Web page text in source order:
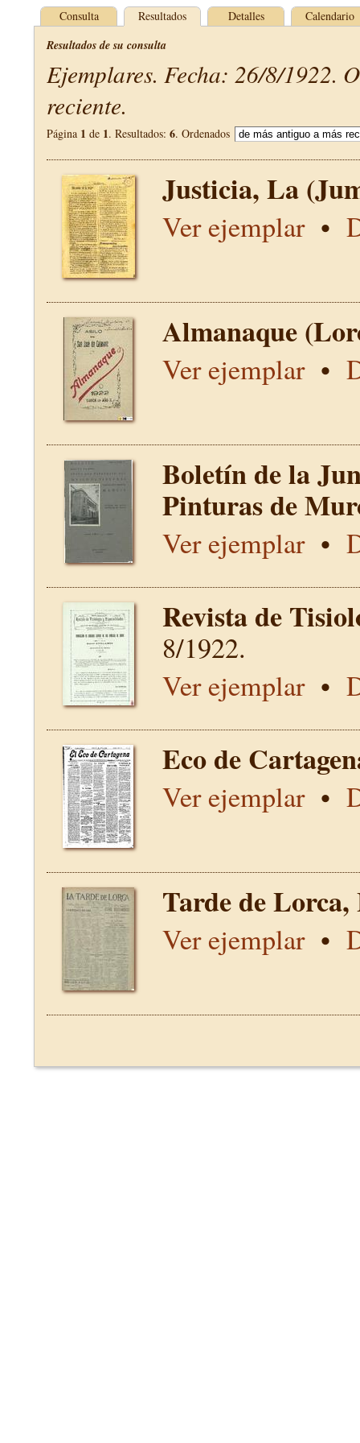
Consulta Resultados Detalles Calendario
Resultados de su consulta
Ejemplares. Fecha: 26/8/1922.
reciente.
Página 1 de 1. Resultados: 6. Ordenados
Justicia, La
Ver ejemplar•
Almanaque
Ver ejemplar•
Boletín de la
Pinturas de
Ver ejemplar•
Revista de
8/1922.
Ver ejemplar•
Eco de
Ver ejemplar•
Tarde de
Ver ejemplar•